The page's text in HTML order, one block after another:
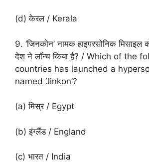
(d) केरल / Kerala
9. ‘जिनकोन’ नामक हाइपरसोनिक मिसाइल
देश ने लॉन्च किया है? / Which of the
countries has launched a
named ‘Jinkon’?
(a) मिस्र / Egypt
(b) इंग्लैंड / England
(c) भारत / India